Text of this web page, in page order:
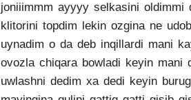
joniiimmm ayyyy selkasini oldimmi
klitorini topdim lekin ozgina ne
uynadim o da deb inqillardi mani
ovozla chiqara bowladi keyin mani
uwlashni dedim xa dedi keyin